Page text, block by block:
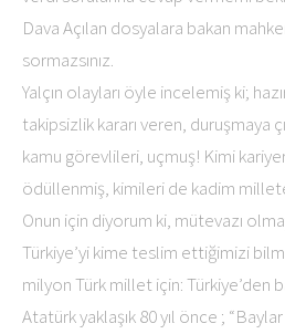
Dava Açılan dosyalara bakan
sormazsınız.
Yalçın olayları öyle incelemiş ki;
takipsizlik kararı veren, duruşmaya
kamu görevlileri, uçmuş! Kimi
ödüllenmiş, kimileri de kadim
Onun için diyorum ki, mütevazı
Türkiye’yi kime teslim ettiğimizi
milyon Türk millet için: Türkiye’den
Atatürk yaklaşık 80 yıl önce ;